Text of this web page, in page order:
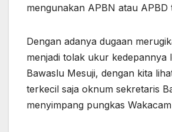
mengunakan APBN atau
Dengan adanya dugaan
menjadi tolak ukur kedepannya
Bawaslu Mesuji, dengan kita
terkecil saja oknum sekretaris
menyimpang pungkas